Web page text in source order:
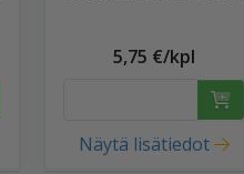
5,75 €/kpl
Näytä lisätiedot